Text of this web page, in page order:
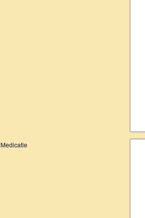
Medicatie